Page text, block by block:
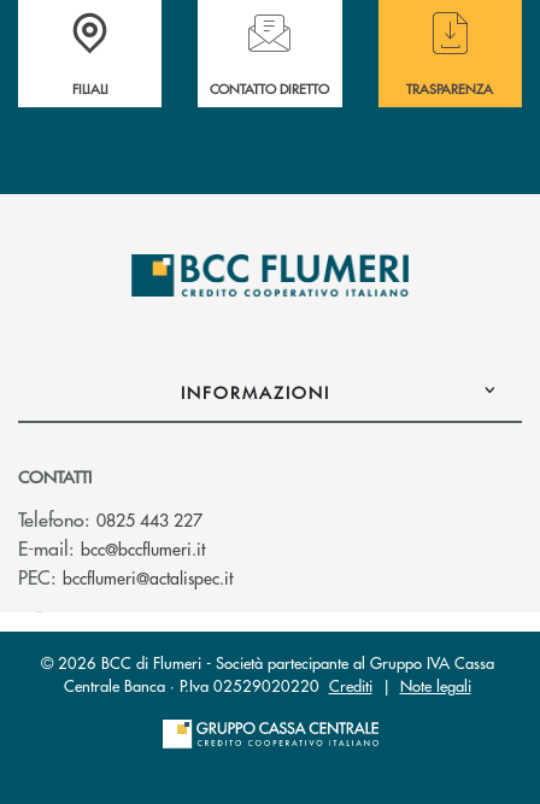
Trova la filiale più vicina a te
FILIALI
Hai bisogno di assistenza immediata ?
CONTATTO DIRETTO
Hai bisogno di
TRASPARENZA
INFORMAZIONI
CONTATTI
Telefono: 0825 443 227
E-mail: bcc@bccflumeri.it(si apre l’app di posta elettronica)
PEC: bccflumeri@actalispec.it(si apre l’app di posta elettronica)
© 2026 BCC di Flumeri - Società partecipante al Gruppo IVA Cassa
Centrale Banca · P.Iva 02529020220 Crediti| Note legali